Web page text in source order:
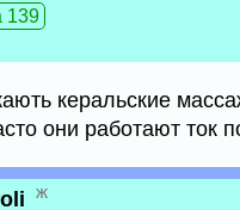
139
керальские
они работают ток
ж